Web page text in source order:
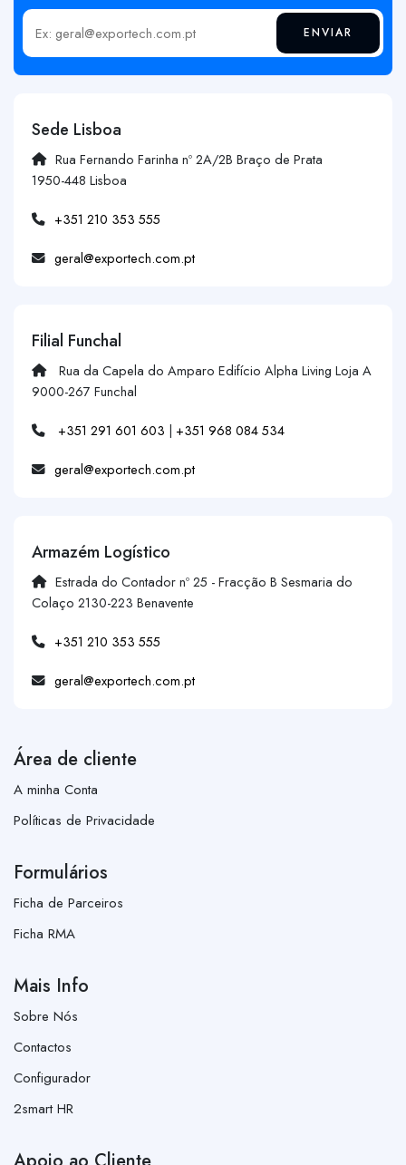
Insira o seu email ENVIAR
Sede Lisboa
Rua Fernando Farinha nº 2A/2B Braço de Prata
1950-448 Lisboa
+351 210 353 555
geral@exportech.com.pt
Filial Funchal
Rua da Capela do Amparo Edifício Alpha Living Loja A
9000-267 Funchal
+351 291 601 603 | +351 968 084 534
geral@exportech.com.pt
Armazém Logístico
Estrada do Contador nº 25 - Fracção B Sesmaria do
Colaço 2130-223 Benavente
+351 210 353 555
geral@exportech.com.pt
Área de cliente
A minha Conta
Políticas de Privacidade
Formulários
Ficha de Parceiros
Ficha RMA
Mais Info
Sobre Nós
Contactos
Configurador
2smart HR